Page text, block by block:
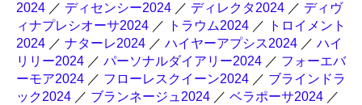
2024 ／ ディセンシー2024 ／ ディレクタ2024 ／ ディヴ
ィナプレシオーサ2024 ／ トラウム2024 ／
トロイメント
2024 ／ ナターレ2024 ／ ハイヤーアプシス2024 ／ ハイ
リリー2024 ／ パーソナルダイアリー2024 ／ フォーエバ
ーモア2024 ／ フローレスクイーン2024 ／ ブラインドラ
ック2024 ／ ブランネージュ2024 ／ ベラポーサ2024 ／